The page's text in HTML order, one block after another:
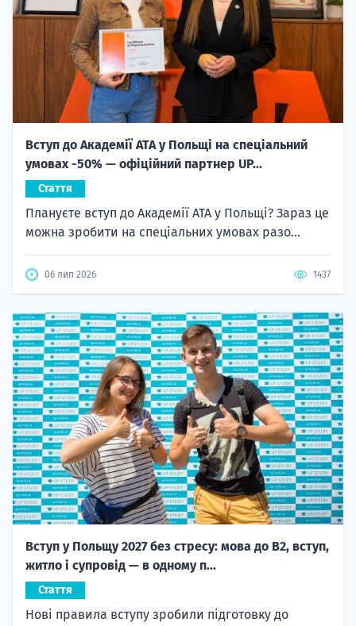
Вступ до Академії ATA у Польщі на спеціальний
умовах -50% — офіційний партнер UP...
Стаття
Плануєте вступ до Академії ATA у Польщі? Зараз це
можна зробити на спеціальних умовах разо...
06 лип 2026 1437
Вступ у Польщу 2027 без стресу: мова до B2, вступ,
житло і супровід — в одному п...
Стаття
Нові правила вступу зробили підготовку до